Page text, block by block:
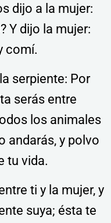
dijo a la mujer:
Y dijo la mujer:
comí.
serpiente: Por
serás entre
los animales
andarás, y polvo
tu vida.
ti y la mujer, y
suya; ésta te